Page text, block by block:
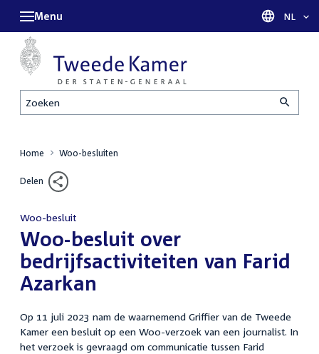
Zoeken
Menu Taal
NL
Home Woo-besluiten
Delen
Woo-besluit
:Woo-besluit over
bedrijfsactiviteiten van Farid
Azarkan
Op 11 juli 2023 nam de waarnemend Griffier van de Tweede
Kamer een besluit op een Woo-verzoek van een journalist. In
het verzoek is gevraagd om communicatie tussen Farid